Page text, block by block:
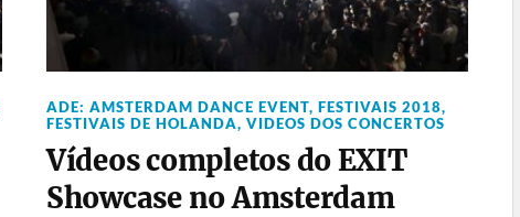
ADE: AMSTERDAM DANCE EVENT, FESTIVAIS 2018,
FESTIVAIS DE HOLANDA, VIDEOS DOS CONCERTOS
Vídeos completos do EXIT
Showcase no Amsterdam